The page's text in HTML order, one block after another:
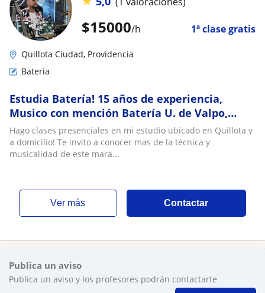
$15000/h 1ª clase gratis
Quillota Ciudad, Providencia
Bateria
Estudia Batería! 15 años de experiencia,
Musico con mención Batería U. de Valpo,
Clases presenciales en Santiago y V región
Hago clases presenciales en mi estudio ubicado en Quillota y
a domicilio! Te invito a conocer mas de la técnica y
musicalidad de este mara...
ver más Contactar
Publica un aviso
Publica un aviso y los profesores podrán contactarte